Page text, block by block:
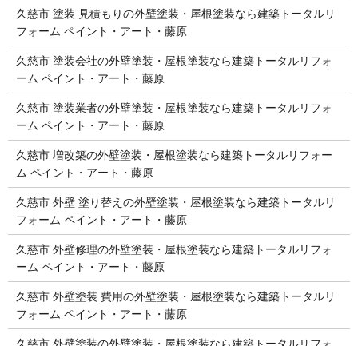
久慈市 塗装 見積もりの外壁塗装・屋根塗装なら建築トータルリ
フォーム ペイント・アート・藤原
久慈市 塗装会社の外壁塗装・屋根塗装なら建築トータルリフォ
ーム ペイント・アート・藤原
久慈市 塗装業者の外壁塗装・屋根塗装なら建築トータルリフォ
ーム ペイント・アート・藤原
久慈市 増改築の外壁塗装・屋根塗装なら建築トータルリフォー
ム ペイント・アート・藤原
久慈市 外壁 塗り替えの外壁塗装・屋根塗装なら建築トータルリ
フォーム ペイント・アート・藤原
久慈市 外壁修理の外壁塗装・屋根塗装なら建築トータルリフォ
ーム ペイント・アート・藤原
久慈市 外壁塗装 費用の外壁塗装・屋根塗装なら建築トータルリ
フォーム ペイント・アート・藤原
久慈市 外壁塗装の外壁塗装・屋根塗装なら建築トータルリフォ